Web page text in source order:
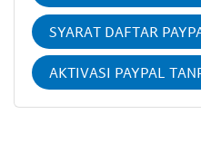
SYARAT DAFTAR
AKTIVASI PAYPAL